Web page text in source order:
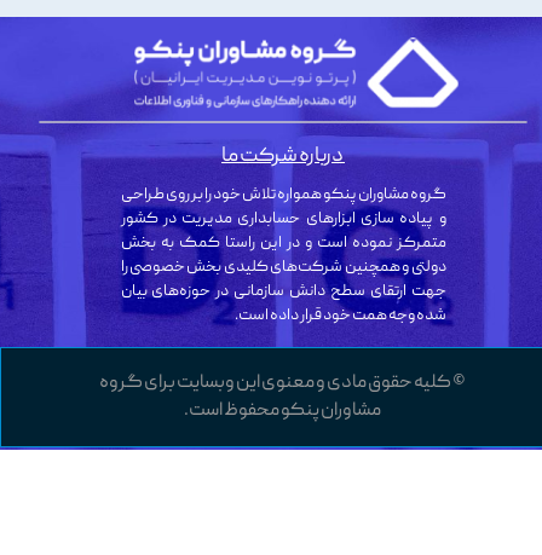
© کلیه حقوق مادی و معنوی این وبسایت برای گروه
مشاوران پنکو محفوظ است.
گروه مشاوران پنکو همواره تلاش خود را بر روی طراحی
و پیاده سازی ابزارهای حسابداری مدیریت در کشور
متمرکز نموده است و در این راستا کمک به بخش
دولتی و همچنین شرکت‌های کلیدی بخش خصوصی را
جهت ارتقای سطح دانش سازمانی در حوزه‌های بیان
شده وجه همت خود قرار داده است.
درباره شرکت ما